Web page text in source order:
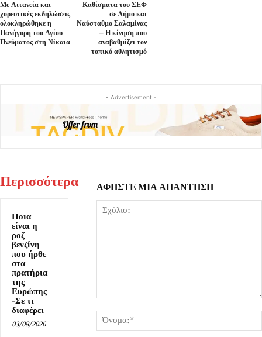
Με Λιτανεία και
χορευτικές εκδηλώσεις
ολοκληρώθηκε η
Πανήγυρη του Αγίου
Πνεύματος στη Νίκαια
Καθίσματα του ΣΕΦ
σε Δήμο και
Ναύσταθμο Σαλαμίνας
– Η κίνηση που
αναβαθμίζει τον
τοπικό αθλητισμό
- Advertisement -
Περισσότερα
Ποια
είναι η
ροζ
βενζίνη
που ήρθε
στα
πρατήρια
της
Ευρώπης
-Σε τι
διαφέρει
03/08/2026
ΑΦΗΣΤΕ ΜΙΑ ΑΠΑΝΤΗΣΗ